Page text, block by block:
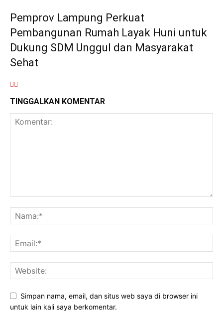
Pemprov Lampung Perkuat
Pembangunan Rumah Layak Huni untuk
Dukung SDM Unggul dan Masyarakat
Sehat
TINGGALKAN KOMENTAR
Simpan nama, email, dan situs web saya di browser ini
untuk lain kali saya berkomentar.